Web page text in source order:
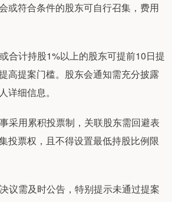
或符合条件的股东可自行召集，费用
合计持股1%以上的股东可提前10日提
高提案门槛。股东会通知需充分披露
详细信息。
采用累积投票制，关联股东需回避表
投票权，且不得设置最低持股比例限
议需及时公告，特别提示未通过提案